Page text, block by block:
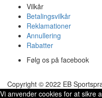
Vilkår
Betalingsvilkår
Reklamationer
Annullering
Rabatter
Følg os på facebook
Copyright © 2022 EB
Vi anvender cookies for at sikre